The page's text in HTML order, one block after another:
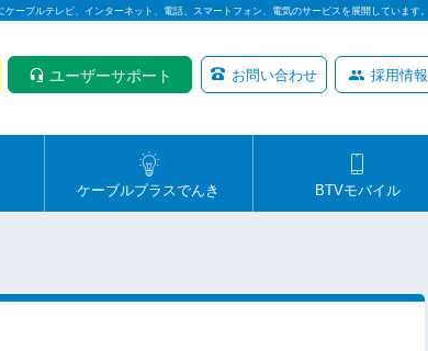
ケーブルテレビ、インターネット、電話、スマートフォン、電気のサービスを展開しています。
ユーザーサポート お問い合わせ 採用情報
ケーブルプラスでんき BTVモバイル